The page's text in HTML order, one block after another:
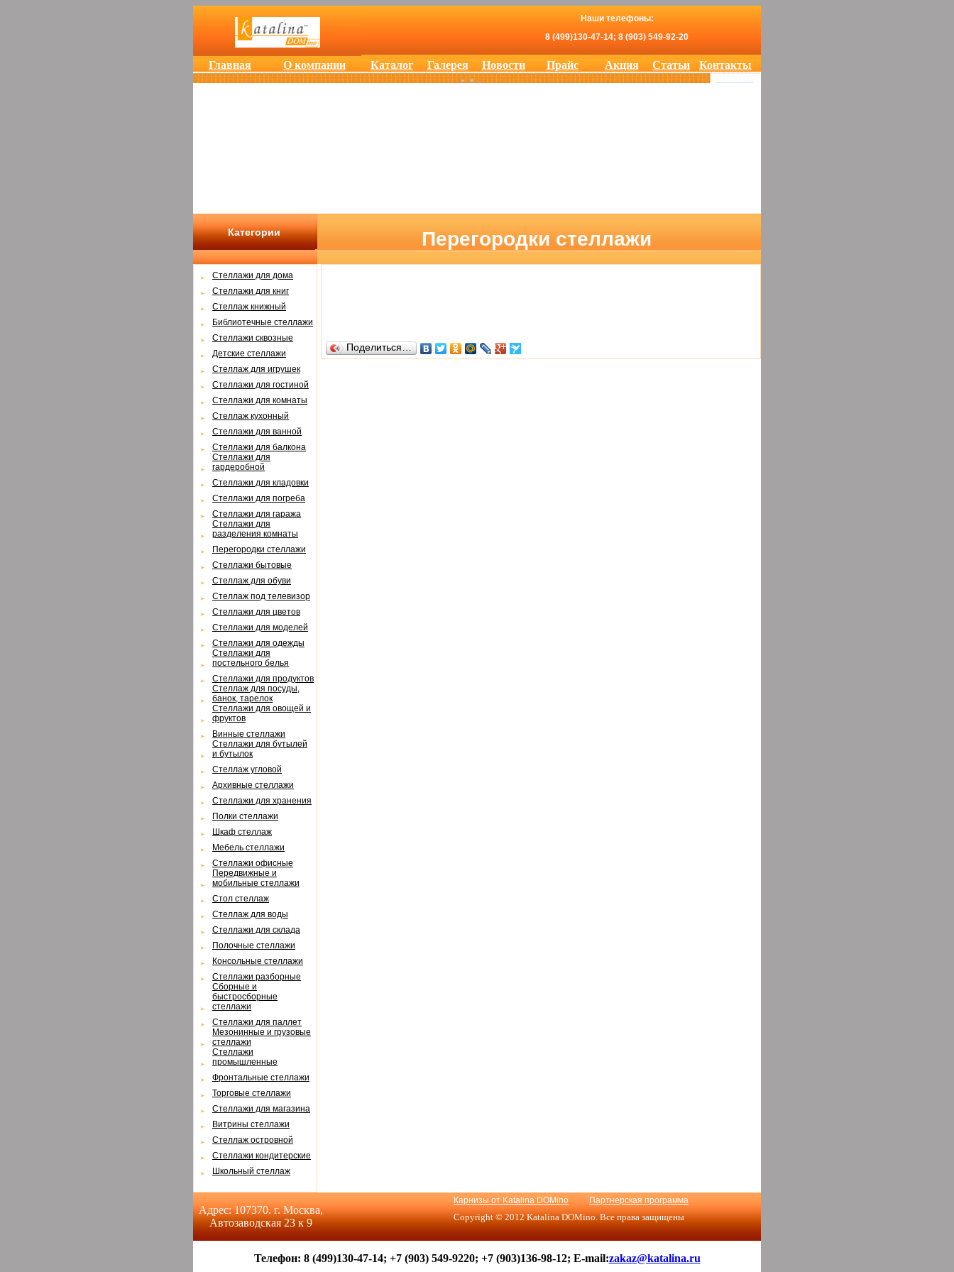
Наши телефоны:
8 (499)130-47-14; 8 (903) 549-92-20
Главная О компании Каталог Галерея Новости Прайс Акция Статьи Контакты
Категории Перегородки стеллажи
Cтеллажи для дома
Cтеллажи для книг
Стеллаж книжный
Библиотечные стеллажи
Стеллажи сквозные
Детские стеллажи
Стеллаж для игрушек
Стеллажи для гостиной
Стеллажи для комнаты
Cтеллаж кухонный
Cтеллажи для ванной
Стеллажи для балкона
Cтеллажи для
гардеробной
Cтеллажи для кладовки
Cтеллажи для погреба
Cтеллажи для гаража
Cтеллажи для
разделения комнаты
Перегородки стеллажи
Cтеллажи бытовые
Cтеллаж для обуви
Cтеллаж под телевизор
Стеллажи для цветов
Cтеллажи для моделей
Cтеллажи для одежды
Cтеллажи для
постельного белья
Cтеллажи для продуктов
Cтеллаж для посуды,
банок, тарелок
Cтеллажи для овощей и
фруктов
Винные стеллажи
Cтеллажи для бутылей
и бутылок
Cтеллаж угловой
Архивные стеллажи
Cтеллажи для хранения
Полки стеллажи
Шкаф стеллаж
Мебель стеллажи
Cтеллажи офисные
Передвижные и
мобильные стеллажи
Cтол стеллаж
Cтеллаж для воды
Cтеллажи для склада
Полочные стеллажи
Консольные стеллажи
Cтеллажи разборные
Cборные и
быстросборные
стеллажи
Cтеллажи для паллет
Мезонинные и грузовые
стеллажи
Cтеллажи
промышленные
Фронтальные стеллажи
Торговые стеллажи
Cтеллажи для магазина
Витрины стеллажи
Cтеллаж островной
Cтеллажи кондитерские
Школьный стеллаж
Поделиться…
Адрес: 107370. г. Москва,
Автозаводская 23 к 9
Карнизы от Katalina DOMino Партнерская программа
Copyright © 2012 Katalina DOMino. Все права защищены
Телефон: 8 (499)130-47-14; +7 (903) 549-9220; +7 (903)136-98-12; E-mail:zakaz@katalina.ru